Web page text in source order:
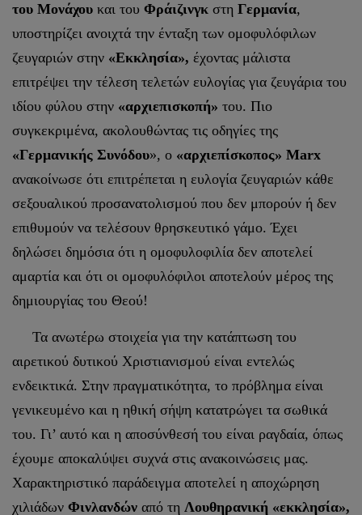
του Μονάχου και του Φράιζινγκ στη Γερμανία,
υποστηρίζει ανοιχτά την ένταξη των ομοφυλόφιλων
ζευγαριών στην «Εκκλησία», έχοντας μάλιστα
επιτρέψει την τέλεση τελετών ευλογίας για ζευγάρια του
ιδίου φύλου στην «αρχιεπισκοπή» του. Πιο
συγκεκριμένα, ακολουθώντας τις οδηγίες της
«Γερμανικής Συνόδου», ο «αρχιεπίσκοπος» Marx
ανακοίνωσε ότι επιτρέπεται η ευλογία ζευγαριών κάθε
σεξουαλικού προσανατολισμού που δεν μπορούν ή δεν
επιθυμούν να τελέσουν θρησκευτικό γάμο. Έχει
δηλώσει δημόσια ότι η ομοφυλοφιλία δεν αποτελεί
αμαρτία και ότι οι ομοφυλόφιλοι αποτελούν μέρος της
δημιουργίας του Θεού!
Τα ανωτέρω στοιχεία για την κατάπτωση του
αιρετικού δυτικού Χριστιανισμού είναι εντελώς
ενδεικτικά. Στην πραγματικότητα, το πρόβλημα είναι
γενικευμένο και η ηθική σήψη κατατρώγει τα σωθικά
του. Γι’ αυτό και η αποσύνθεσή του είναι ραγδαία, όπως
έχουμε αποκαλύψει συχνά στις ανακοινώσεις μας.
Χαρακτηριστικό παράδειγμα αποτελεί η αποχώρηση
χιλιάδων Φινλανδών από τη Λουθηρανική «εκκλησία»,